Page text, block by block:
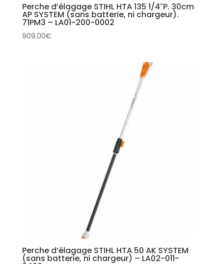
Perche d’élagage STIHL HTA 135 1/4″P. 30cm
AP SYSTEM (sans batterie, ni chargeur).
71PM3 – LA01-200-0002
909.00€
Perche d’élagage STIHL HTA 50 AK SYSTEM
(sans batterie, ni chargeur) – LA02-011-